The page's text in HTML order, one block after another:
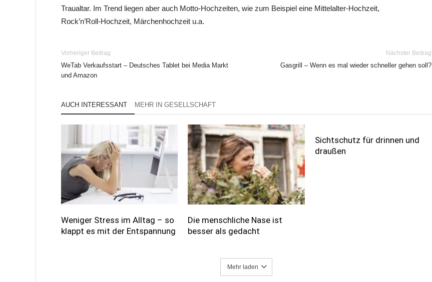
Traualtar. Im Trend liegen aber auch Motto-Hochzeiten, wie zum Beispiel eine Mittelalter-Hochzeit,
Rock’n’Roll-Hochzeit, Märchenhochzeit u.a.
Vorheriger Beitrag
WeTab Verkaufsstart – Deutsches Tablet bei Media Markt
und Amazon
Nächster Beitrag
Gasgrill – Wenn es mal wieder schneller gehen soll?
AUCH INTERESSANT MEHR IN GESELLSCHAFT
Weniger Stress im Alltag – so
klappt es mit der Entspannung
Die menschliche Nase ist
besser als gedacht
Sichtschutz für drinnen und
draußen
Mehr laden